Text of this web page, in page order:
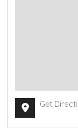
Get